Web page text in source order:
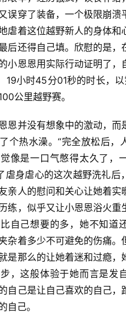
误穿了装备，一个极限崩溃
虐着这位越野新人的身体和
后还得自己填。欣慰的是，
小恩恩用实际行动证明了，
19小时45分01秒的时长，
公里越野赛。
恩并没有想象中的激动，而
个热水澡。“完全放松后，
像是一口气憋得太久了，
虐身虐心的这次越野洗礼后
亲人的慰问和关心让她着实
练，似乎又让小恩恩浴火重
自己想要的多，她不知道
杂着多少不可避免的伤痛。
是那么的让她着迷和过瘾，
，这般体验于她而言是发
自己是让自己喜欢的自己，
自己。